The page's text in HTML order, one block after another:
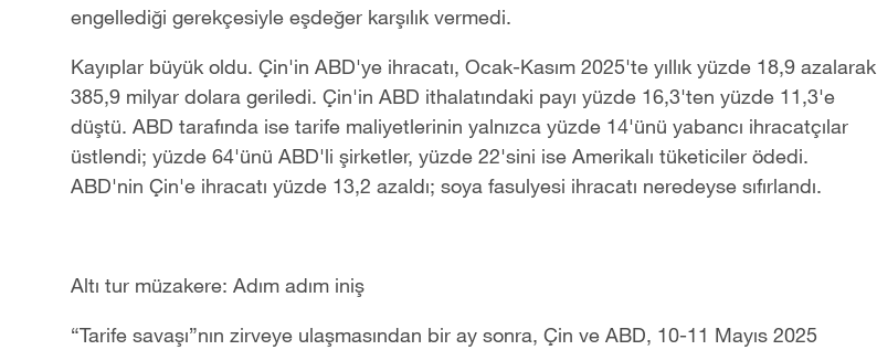
engellediği gerekçesiyle eşdeğer karşılık vermedi.
Kayıplar büyük oldu. Çin'in ABD'ye ihracatı, Ocak-Kasım 2025'te yıllık yüzde 18,9 azalarak
385,9 milyar dolara geriledi. Çin'in ABD ithalatındaki payı yüzde 16,3'ten yüzde 11,3'e
düştü. ABD tarafında ise tarife maliyetlerinin yalnızca yüzde 14'ünü yabancı ihracatçılar
üstlendi; yüzde 64'ünü ABD'li şirketler, yüzde 22'sini ise Amerikalı tüketiciler ödedi.
ABD'nin Çin'e ihracatı yüzde 13,2 azaldı; soya fasulyesi ihracatı neredeyse sıfırlandı.
Altı tur müzakere: Adım adım iniş
“Tarife savaşı”nın zirveye ulaşmasından bir ay sonra, Çin ve ABD, 10-11 Mayıs 2025